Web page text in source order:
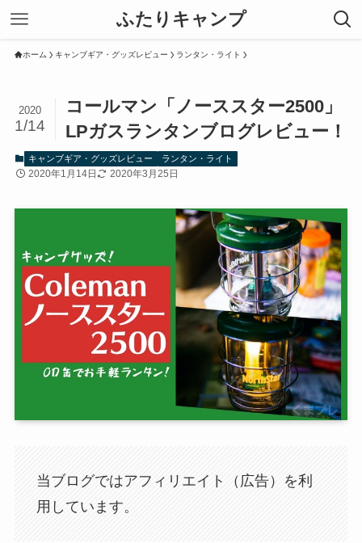
ふたりキャンプ
ホーム キャンブギア・グッズレビュー ランタン・ライト
コールマン「ノーススター2500」
LPガスランタンブログレビュー！
2020
1/14
キャンブギア・グッズレビュー ランタン・ライト
2020年1月14日 2020年3月25日
当ブログではアフィリエイト（広告）を利
用しています。